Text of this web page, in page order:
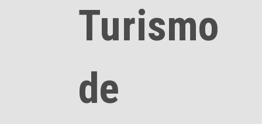
Turismo
de